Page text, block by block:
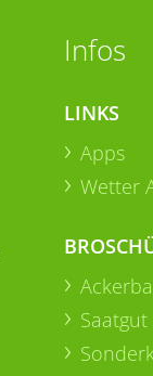
Infos
LINKS
Apps
Wetter
Saatgut